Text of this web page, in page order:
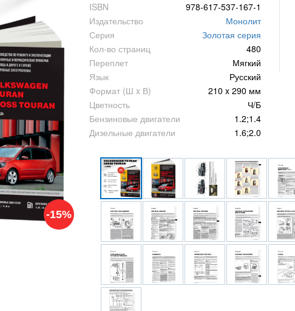
-15%
ISBN
978-617-537-167-1
Издательство
Монолит
Серия
Золотая серия
Кол-во страниц
480
Переплет
Мягкий
Язык
Русский
Формат (Ш x В)
210 x 290 мм
Цветность
Ч/Б
Бензиновые двигатели
1.2;1.4
Дизельные двигатели
1.6;2.0